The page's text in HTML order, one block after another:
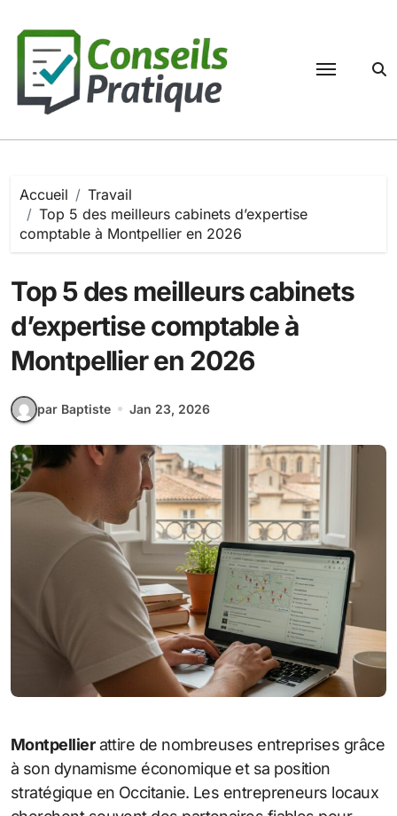
contenu
Accueil
Travail
Top 5 des meilleurs cabinets d’expertise
comptable à Montpellier en 2026
Top 5 des meilleurs cabinets
d’expertise comptable à
Montpellier en 2026
par Baptiste Jan 23, 2026
Montpellierattire de nombreuses entreprises grâce
à son dynamisme économique et sa position
stratégique en Occitanie. Les entrepreneurs locaux